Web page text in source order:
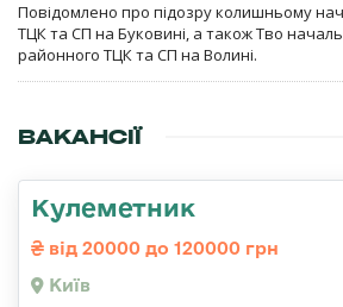
Повідомлено про підозру колишньому
ТЦК та СП на Буковині, а також Тво
районного ТЦК та СП на Волині.
ВАКАНСІЇ
Кулеметник
від 20000 до 120000 грн
Київ